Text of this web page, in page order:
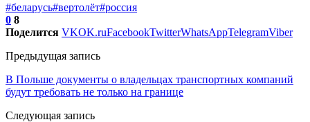
#беларусь#вертолёт#россия
0 8
Поделится VKOK.ruFacebookTwitterWhatsAppTelegramViber
Предыдущая запись
В Польше документы о владельцах транспортных компаний
будут требовать не только на границе
Следующая запись